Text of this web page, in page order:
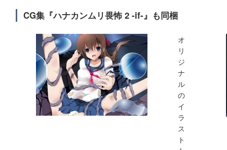
CG集『ハナカンムリ畏怖 2 -if-』も同梱
オ
リ
ジ
ナ
ル
の
イ
ラ
ス
ト